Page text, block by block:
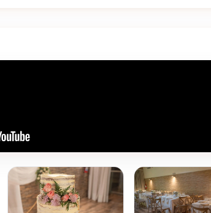
para que todo fluya sin estrés.
boda inolvidable.